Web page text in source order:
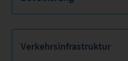
Verkehrsinfrastruktur